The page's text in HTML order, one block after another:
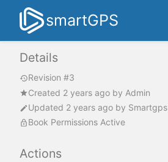
smartGPS
Details
Revision #3
Created 2 years ago by Admin
Updated 2 years ago by Smartgps
Book Permissions Active
Actions